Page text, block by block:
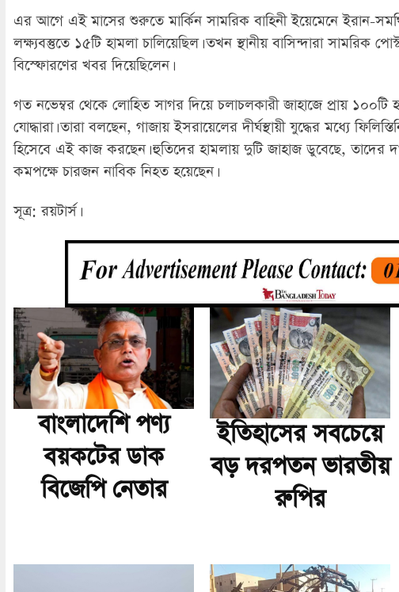
এর আগে এই মাসের শুরুতে মার্কিন সামরিক বাহিনী ইয়েমেনে ইরান-
লক্ষ্যবস্তুতে ১৫টি হামলা চালিয়েছিল। তখন স্থানীয় বাসিন্দারা সামরিক
বিস্ফোরণের খবর দিয়েছিলেন।
গত নভেম্বর থেকে লোহিত সাগর দিয়ে চলাচলকারী জাহাজে প্রায় ১০০টি
যোদ্ধারা। তারা বলছেন, গাজায় ইসরায়েলের দীর্ঘস্থায়ী যুদ্ধের মধ্যে
হিসেবে এই কাজ করছেন। হুতিদের হামলায় দুটি জাহাজ ডুবেছে, তাদের
কমপক্ষে চারজন নাবিক নিহত হয়েছেন।
সূত্র: রয়টার্স।
বাংলাদেশি পণ্য
বয়কটের ডাক
বিজেপি নেতার
ইতিহাসের সবচেয়ে
বড় দরপতন ভারতীয়
রুপির